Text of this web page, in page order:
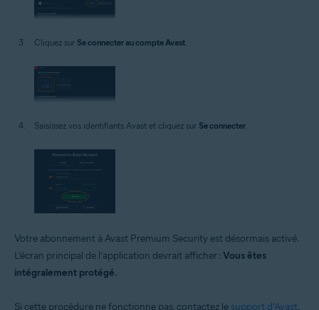
Cliquez sur Se connecter au compte Avast.
Saisissez vos identifiants Avast et cliquez sur Se connecter.
Votre abonnement à Avast Premium Security est désormais activé.
L’écran principal de l’application devrait afficher : Vous êtes
intégralement protégé.
Si cette procédure ne fonctionne pas, contactez le support d’Avast.